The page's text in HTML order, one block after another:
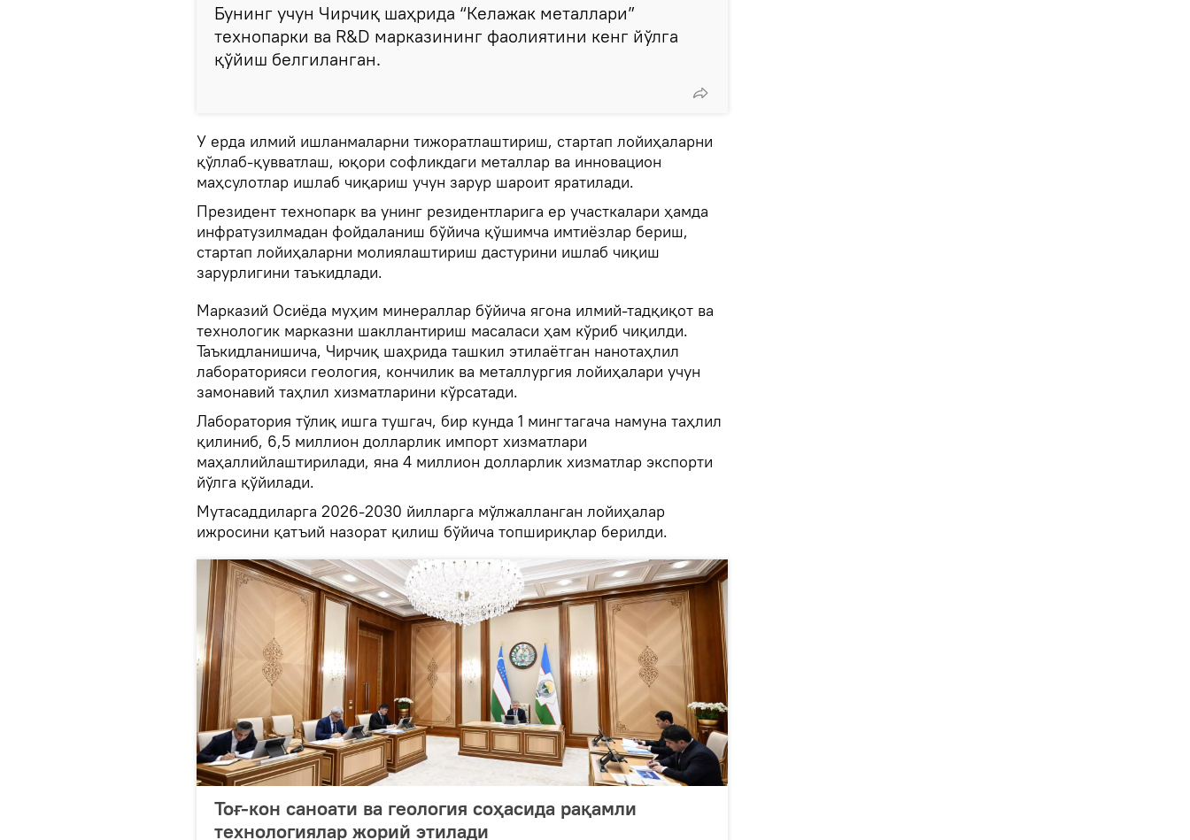
Бунинг учун Чирчиқ шаҳрида “Келажак металлари”
технопарки ва R&D марказининг фаолиятини кенг йўлга
қўйиш белгиланган.
У ерда илмий ишланмаларни тижоратлаштириш, стартап лойиҳаларни
қўллаб-қувватлаш, юқори софликдаги металлар ва инновацион
маҳсулотлар ишлаб чиқариш учун зарур шароит яратилади.
Президент технопарк ва унинг резидентларига ер участкалари ҳамда
инфратузилмадан фойдаланиш бўйича қўшимча имтиёзлар бериш,
стартап лойиҳаларни молиялаштириш дастурини ишлаб чиқиш
зарурлигини таъкидлади.
Марказий Осиёда муҳим минераллар бўйича ягона илмий-тадқиқот ва
технологик марказни шакллантириш масаласи ҳам кўриб чиқилди.
Таъкидланишича, Чирчиқ шаҳрида ташкил этилаётган нанотаҳлил
лабораторияси геология, кончилик ва металлургия лойиҳалари учун
замонавий таҳлил хизматларини кўрсатади.
Лаборатория тўлиқ ишга тушгач, бир кунда 1 мингтагача намуна таҳлил
қилиниб, 6,5 миллион долларлик импорт хизматлари
маҳаллийлаштирилади, яна 4 миллион долларлик хизматлар экспорти
йўлга қўйилади.
Мутасаддиларга 2026-2030 йилларга мўлжалланган лойиҳалар
ижросини қатъий назорат қилиш бўйича топшириқлар берилди.
Тоғ-кон саноати ва геология соҳасида рақамли
технологиялар жорий этилади